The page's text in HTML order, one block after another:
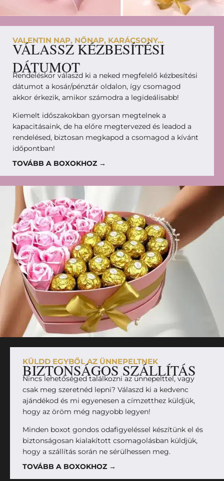
VALENTIN NAP, NŐNAP, KARÁCSONY...
VÁLASSZ KÉZBESÍTÉSI
DÁTUMOT
Rendeléskor válaszd ki a neked megfelelő kézbesítési
dátumot a kosár/pénztár oldalon, így csomagod
akkor érkezik, amikor számodra a legideálisabb!
Kiemelt időszakokban gyorsan megtelnek a
kapacitásaink, de ha előre megtervezed és leadod a
rendelésed, biztosan megkapod a csomagod a kívánt
időpontban!
TOVÁBB A BOXOKHOZ →
KÜLDD EGYBŐL AZ ÜNNEPELTNEK
BIZTONSÁGOS SZÁLLÍTÁS
Nincs lehetőséged találkozni az ünnepelttel, vagy
csak meg szeretnéd lepni? Válaszd ki a kedvenc
ajándékod és mi egyenesen a címzetthez küldjük,
hogy az öröm még nagyobb legyen!
Minden boxot gondos odafigyeléssel készítünk el és
biztonságosan kialakított csomagolásban küldjük,
hogy a szállítás során ne sérülhessen meg.
TOVÁBB A BOXOKHOZ →